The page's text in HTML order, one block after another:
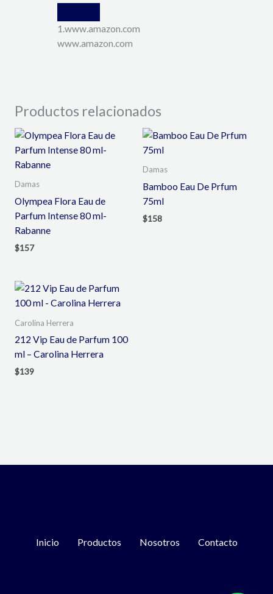
1.www.amazon.com
www.amazon.com
Productos relacionados
Damas
Olympea Flora Eau de
Parfum Intense 80 ml-
Rabanne
$157
Damas
Bamboo Eau De Prfum
75ml
$158
Carolina Herrera
212 Vip Eau de Parfum 100
ml – Carolina Herrera
$139
Inicio Productos Nosotros Contacto